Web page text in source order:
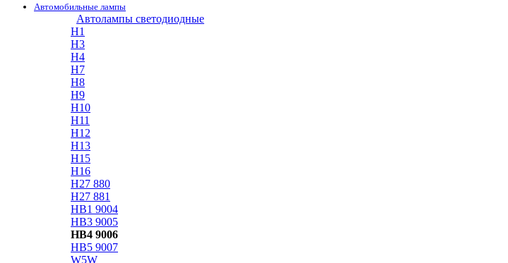
Автомобильные лампы
Автолампы светодиодные
H1
H3
H4
H7
H8
H9
H10
H11
H12
H13
H15
H16
H27 880
H27 881
HB1 9004
HB3 9005
HB4 9006
HB5 9007
W5W